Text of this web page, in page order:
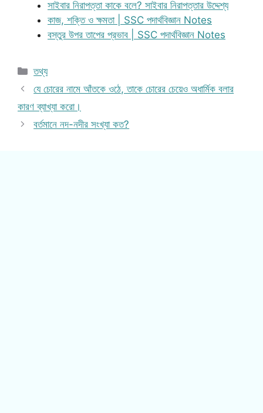
সাইবার নিরাপত্তা কাকে বলে? সাইবার নিরাপত্তার উদ্দেশ্য
কাজ, শক্তি ও ক্ষমতা | SSC পদার্থবিজ্ঞান Notes
বস্তুর উপর তাপের প্রভাব | SSC পদার্থবিজ্ঞান Notes
Categories
তথ্য
যে চোরের নামে আঁতকে ওঠে, তাকে চোরের চেয়েও অধার্মিক বলার
কারণ ব্যাখ্যা করো।
বর্তমানে নদ-নদীর সংখ্যা কত?